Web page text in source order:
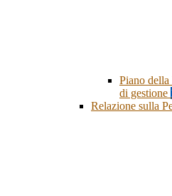
Piano della
di gestione
Relazione sulla